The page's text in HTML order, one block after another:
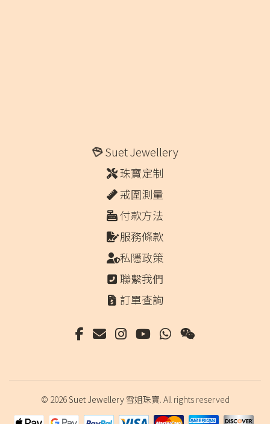
Suet Jewellery
珠寶定制
戒圍測量
付款方法
服務條款
私隱政策
聯繫我們
訂單查詢
© 2026Suet Jewellery 雪姐珠寶. All rights reserved